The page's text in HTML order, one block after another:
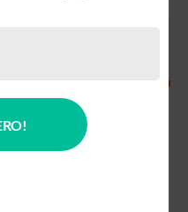
E IP: O PASSO A
BLOQUEIOS E MELHORA
DOS SEUS EMAILS